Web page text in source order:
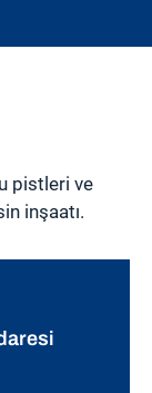
pistleri ve
inşaatı.